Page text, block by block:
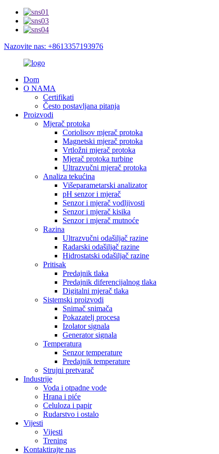
Nazovite nas: +8613357193976
Dom
O NAMA
Certifikati
Često postavljana pitanja
Proizvodi
Mjerač protoka
Coriolisov mjerač protoka
Magnetski mjerač protoka
Vrtložni mjerač protoka
Mjerač protoka turbine
Ultrazvučni mjerač protoka
Analiza tekućina
Višeparametarski analizator
pH senzor i mjerač
Senzor i mjerač vodljivosti
Senzor i mjerač kisika
Senzor i mjerač mutnoće
Razina
Ultrazvučni odašiljač razine
Radarski odašiljač razine
Hidrostatski odašiljač razine
Pritisak
Predajnik tlaka
Predajnik diferencijalnog tlaka
Digitalni mjerač tlaka
Sistemski proizvodi
Snimač snimača
Pokazatelj procesa
Izolator signala
Generator signala
Temperatura
Senzor temperature
Predajnik temperature
Strujni pretvarač
Industrije
Voda i otpadne vode
Hrana i piće
Celuloza i papir
Rudarstvo i ostalo
Vijesti
Vijesti
Trening
Kontaktirajte nas